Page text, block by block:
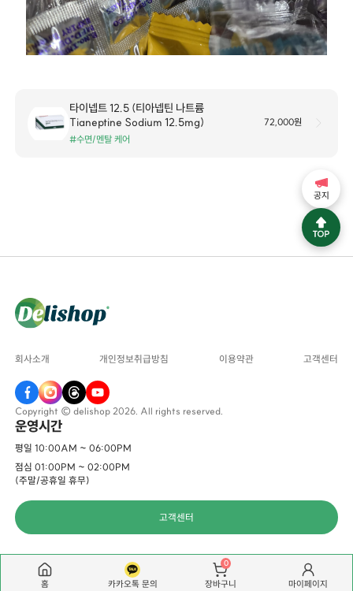
타이넵트 12.5 (티아넵틴 나트륨
Tianeptine Sodium 12.5mg)
#수면/멘탈 케어
72,000원
회사소개 개인정보취급방침 이용약관 고객센터
Copyright © delishop 2026. All rights reserved.
운영시간
평일 10:00AM ~ 06:00PM
점심 01:00PM ~ 02:00PM
(주말/공휴일 휴무)
고객센터
공지
홈 카카오톡 문의
0
장바구니 마이페이지